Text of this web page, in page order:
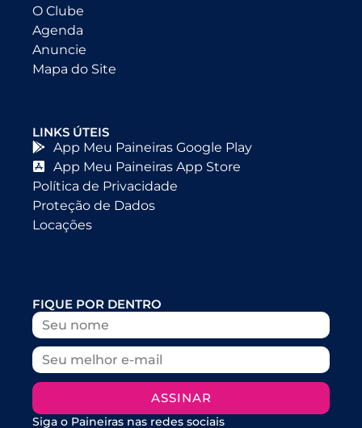
O Clube
Agenda
Anuncie
Mapa do Site
LINKS ÚTEIS
App Meu Paineiras Google Play
App Meu Paineiras App Store
Política de Privacidade
Proteção de Dados
Locações
FIQUE POR DENTRO
ASSINAR
Siga o Paineiras nas redes sociais